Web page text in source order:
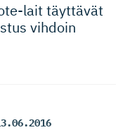
lait täyttävät
vihdoin